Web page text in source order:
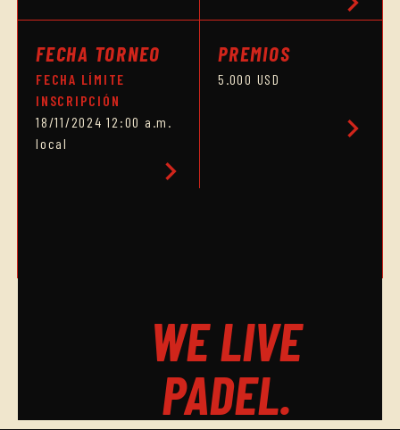
FECHA TORNEO
FECHA LÍMITE
INSCRIPCIÓN
18/11/2024 12:00 a.m.
local
chevron_right
PREMIOS
5.000 USD
chevron_right
WE LIVE
PADEL.